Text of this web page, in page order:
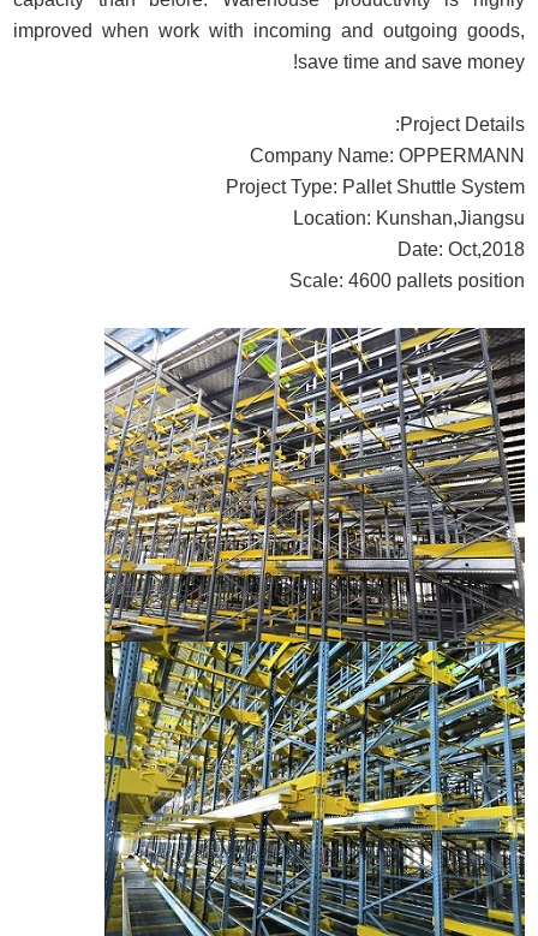
improved when work with incoming and outgoing goods,
save time and save money!
Project Details:
Company Name: OPPERMANN
Project Type: Pallet Shuttle System
Location: Kunshan,Jiangsu
Date: Oct,2018
Scale: 4600 pallets position